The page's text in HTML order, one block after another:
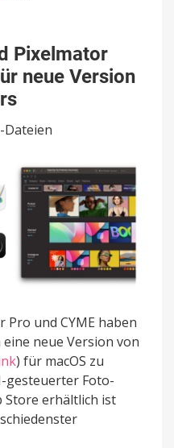
Pixelmator
neue Version
Dateien
Pro und CYME haben
neue Version von
) für macOS zu
gesteuerter Foto-
Store erhältlich ist